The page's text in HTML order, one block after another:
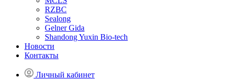
RZBC
Sealong
Gelner Gida
Shandong Yuxin Bio-tech
Новости
Контакты
Личный кабинет